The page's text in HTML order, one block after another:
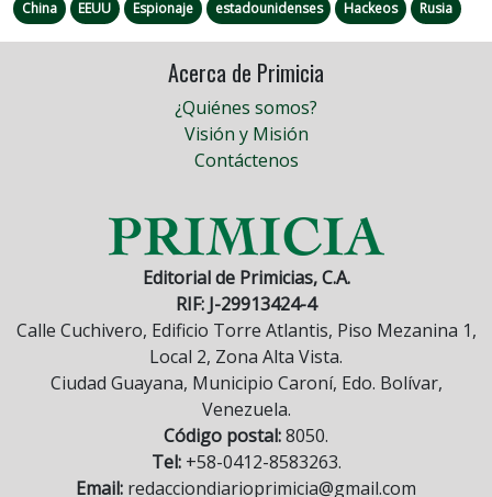
China EEUU Espionaje estadounidenses Hackeos Rusia
Acerca de Primicia
¿Quiénes somos?
Visión y Misión
Contáctenos
Editorial de Primicias, C.A.
RIF: J-29913424-4
Calle Cuchivero, Edificio Torre Atlantis, Piso Mezanina 1,
Local 2, Zona Alta Vista.
Ciudad Guayana, Municipio Caroní, Edo. Bolívar,
Venezuela.
Código postal:8050.
Tel:+58-0412-8583263.
Email: redacciondiarioprimicia@gmail.com